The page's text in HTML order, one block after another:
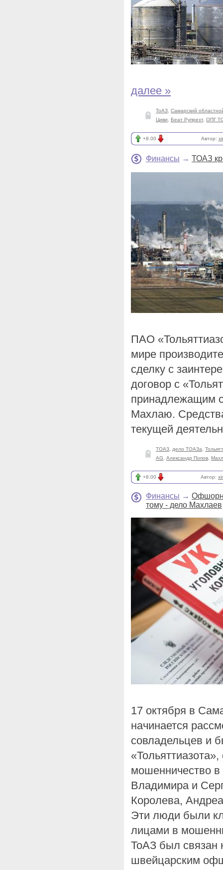
далее »
ТоАЗ Самарский
Циви
Беат Рупрехт, ОПГ
+8.00 Автор:
Финансы → ТОАЗ
ПАО
мире
сделку с
договор с
принадлежащим
Махлаю.
текущей
ТОАЗ дело ТОАЗа
AG
Александр Попов
+8.00 Автор:
Финансы →
тому - дело Махлаев
17 октября в
начинается
совладельцев и
мошенничество в
Владимира и
Королева,
Эти люди были
лицами в
ТоАЗ был связан
швейцарским